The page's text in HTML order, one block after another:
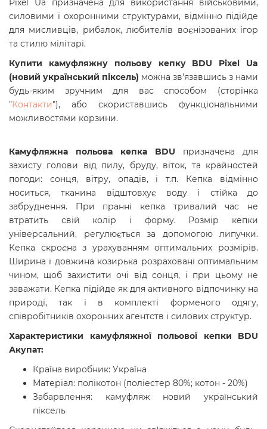
Pixel Ua призначена для використання військовими,
силовими і охоронними структурами, відмінно підійде
для мисливців, рибалок, любителів воєнізованих ігор
та стилю мілітарі.
Купити камуфляжну польову кепку BDU Pixel Ua
(новий український піксель) можна зв'язавшись з нами
будь-яким зручним для вас способом (сторінка
"Контакти"), або скориставшись функціональними
можливостями корзини.
Камуфляжна польова кепка BDU призначена для
захисту голови від пилу, бруду, віток, та крайностей
погоди: сонця, вітру, опадів, і т.п. Кепка відмінно
носиться, тканина відштовхує воду і стійка до
забруднення. При пранні кепка тривалий час не
втратить свій колір і форму. Розмір кепки
універсальний, регулюється за допомогою липучки.
Кепка скроєна з урахуванням оптимальних розмірів.
Ширина і довжина козирька розраховані оптимальним
чином, щоб захистити очі від сонця, і при цьому не
заважати. Кепка підійде як для активного відпочинку на
природі, так і в комплекті форменого одягу,
співробітників охоронних агентств і силових структур.
Характеристики камуфляжної польової кепки BDU
Акупат:
Країна виробник: Україна
Матеріал: полікотон (поліестер 80%; котон - 20%)
Забарвлення: камуфляж новий український
піксель